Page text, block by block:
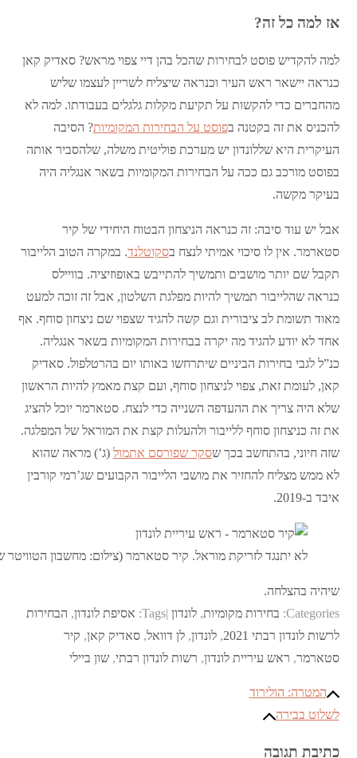
אז למה כל זה?
למה להקדיש פוסט לבחירות שהכל בהן דיי צפוי מראש? סאדיק קאן
כנראה יישאר ראש העיר וכנראה שיצליח לשריין לעצמו שליש
מהחברים כדי להקשות על תקיעת מקלות גלגלים בעבודתו. למה לא
להכניס את זה בקטנה בפוסט על הבחירות המקומיות? הסיבה
העיקרית היא שללונדון יש מערכת פוליטית משלה, שלהסביר אותה
בפוסט מורכב גם ככה על הבחירות המקומיות בשאר אנגליה היה
בעיקר מקשה.
אבל יש עוד סיבה: זה כנראה הניצחון הבטוח היחידי של קיר
סטארמר. אין לו סיכוי אמיתי לנצח בסקוטלנד. במקרה הטוב הלייבור
תקבל שם יותר מושבים ותמשיך להתייבש באופוזיציה. בוויילס
כנראה שהלייבור תמשיך להיות מפלגת השלטון, אבל זה זוכה למעט
מאוד תשומת לב ציבורית וגם קשה להגיד שצפוי שם ניצחון סוחף. אף
אחד לא יודע להגיד מה יקרה בבחירות המקומיות בשאר אנגליה.
כנ”ל לגבי בחירות הביניים שיתרחשו באותו יום בהרטלפול. סאדיק
קאן, לעומת זאת, צפוי לניצחון סוחף, ועם קצת מאמץ להיות הראשון
שלא היה צריך את ההעדפה השנייה כדי לנצח. סטארמר יוכל להציג
את זה כניצחון סוחף ללייבור ולהעלות קצת את המוראל של המפלגה.
שזה חיוני, בהתחשב בכך שסקר שפורסם אתמול (ג’) מראה שהוא
לא ממש מצליח להחזיר את מושבי הלייבור הקבועים שג’רמי קורבין
איבד ב-2019.
לא יתנגד לזריקת מוראל. קיר סטארמר (צילום: מחשבון
שיהיה בהצלחה.
Categories: בחירות מקומיות,לונדון Tags: אסיפת לונדון, הבחירות
לרשות לונדון רבתי 2021
,לונדון,לן דוואל,סאדיק קאן, קיר
סטארמר, ראש עיריית לונדון, רשות לונדון רבתי,שון ביילי
ניווט
המטרה: הולירוד
לשלוט בבירה
כתיבת תגובה